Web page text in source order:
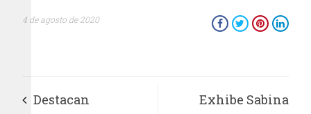
4 de agosto de 2020
Destacan Exhibe Sabina